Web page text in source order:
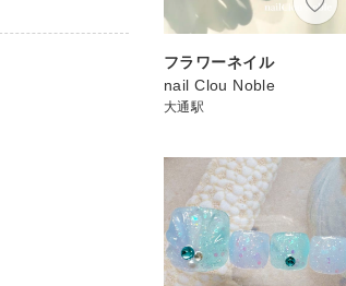
フラワーネイル
nail Clou Noble
大通駅